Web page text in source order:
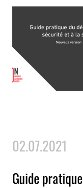
02.07.2021
Guide